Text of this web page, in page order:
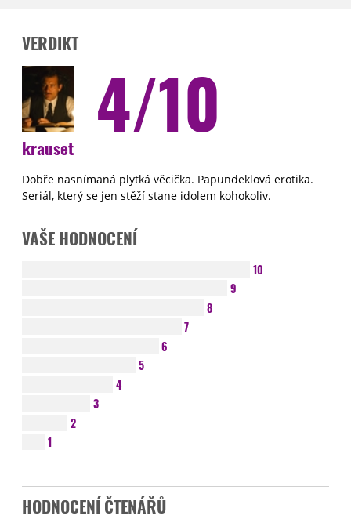
VERDIKT
4/10
krauset
Dobře nasnímaná plytká věcička. Papundeklová erotika.
Seriál, který se jen stěží stane idolem kohokoliv.
VAŠE HODNOCENÍ
10
9
8
7
6
5
4
3
2
1
HODNOCENÍ ČTENÁŘŮ